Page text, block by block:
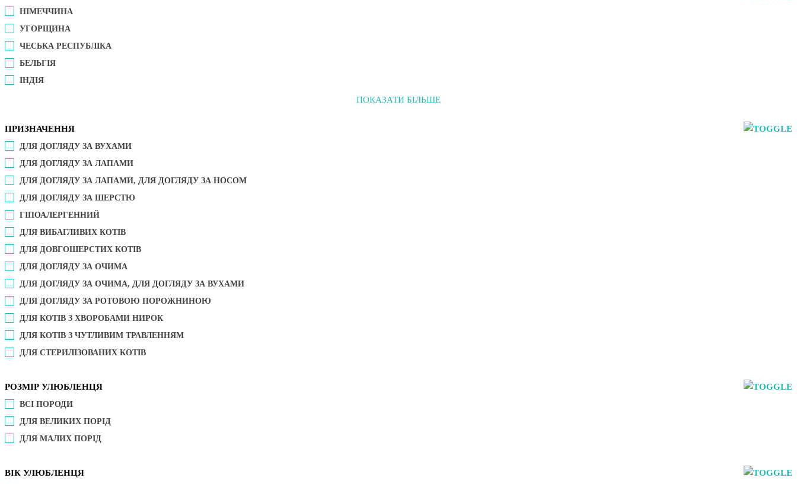
НІМЕЧЧИНА
УГОРЩИНА
ЧЕСЬКА РЕСПУБЛІКА
БЕЛЬГІЯ
ІНДІЯ
ПОКАЗАТИ БІЛЬШЕ
ПРИЗНАЧЕННЯ
ДЛЯ ДОГЛЯДУ ЗА ВУХАМИ
ДЛЯ ДОГЛЯДУ ЗА ЛАПАМИ
ДЛЯ ДОГЛЯДУ ЗА ЛАПАМИ, ДЛЯ ДОГЛЯДУ ЗА НОСОМ
ДЛЯ ДОГЛЯДУ ЗА ШЕРСТЮ
ГІПОАЛЕРГЕННИЙ
ДЛЯ ВИБАГЛИВИХ КОТІВ
ДЛЯ ДОВГОШЕРСТИХ КОТІВ
ДЛЯ ДОГЛЯДУ ЗА ОЧИМА
ДЛЯ ДОГЛЯДУ ЗА ОЧИМА, ДЛЯ ДОГЛЯДУ ЗА ВУХАМИ
ДЛЯ ДОГЛЯДУ ЗА РОТОВОЮ ПОРОЖНИНОЮ
ДЛЯ КОТІВ З ХВОРОБАМИ НИРОК
ДЛЯ КОТІВ З ЧУТЛИВИМ ТРАВЛЕННЯМ
ДЛЯ СТЕРИЛІЗОВАНИХ КОТІВ
РОЗМІР УЛЮБЛЕНЦЯ
ВСІ ПОРОДИ
ДЛЯ ВЕЛИКИХ ПОРІД
ДЛЯ МАЛИХ ПОРІД
ВІК УЛЮБЛЕНЦЯ